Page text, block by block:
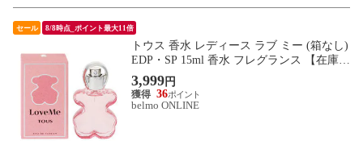
セール 8/8時点_ポイント最大11倍
トウス 香水 レディース ラブ ミー (箱なし)
EDP・SP 15ml 香水 フレグランス 【在庫限
り】 LOVE ME TOUS 新品 未使用
3,999円
36
belmo ONLINE